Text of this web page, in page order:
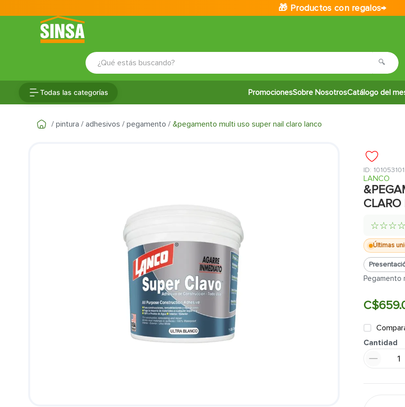
🎁 Productos con regalos→
¿Qué estás buscando?
Todas las categorías PromocionesSobre NosotrosCatálogo del
pintura adhesivos pegamento &pegamento multi uso super nail claro lanco
: 101053101
LANCO
☆☆☆☆
Últimas
Pegamento
C$659.
Cantidad